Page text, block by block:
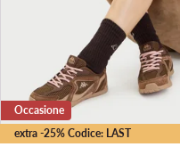
extra -25% Codice: LAST
Occasione